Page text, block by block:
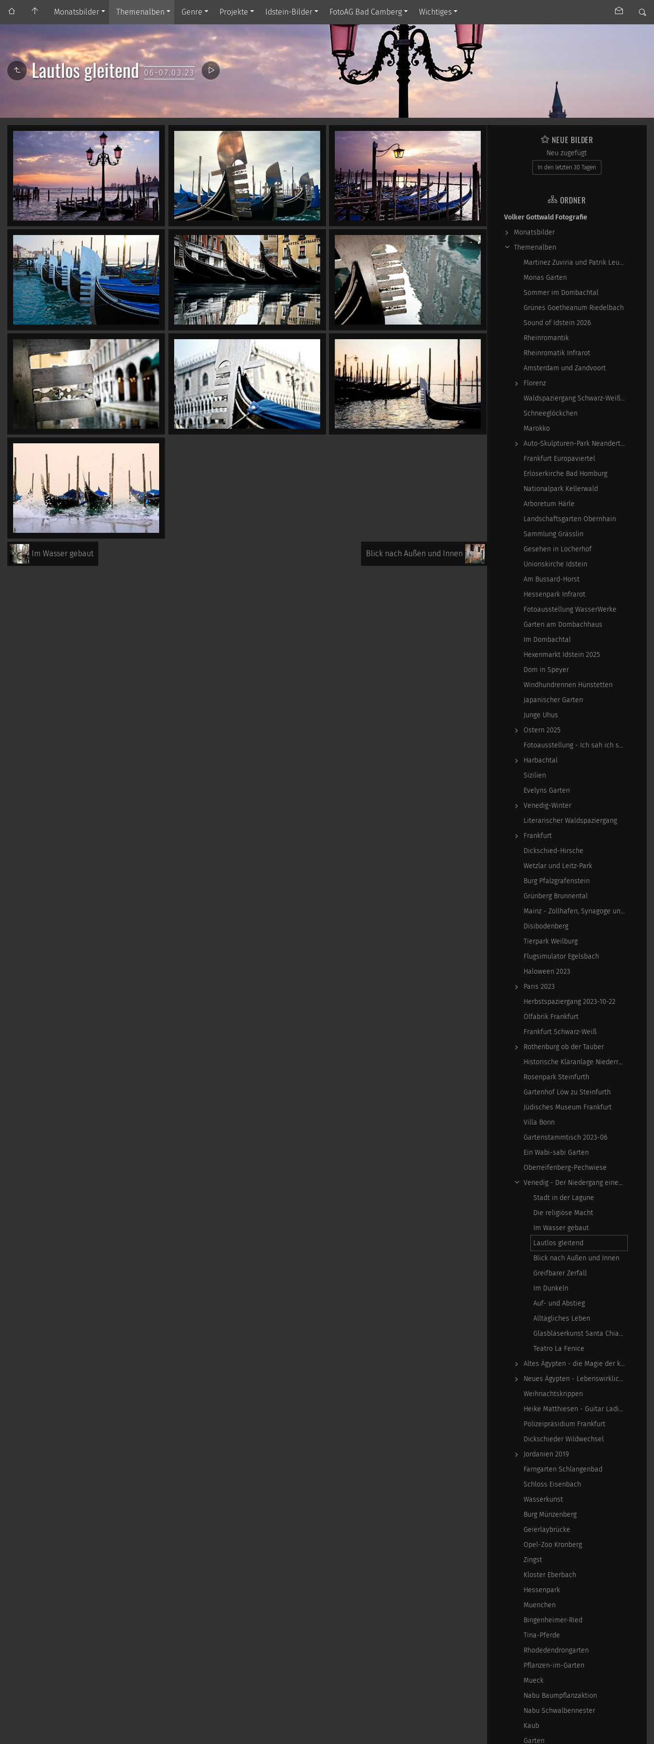
Monatsbilder Themenalben Genre Projekte Idstein-Bilder FotoAG Bad Camberg Wichtiges
Lautlos gleitend 06-07.03.23
Im Wasser gebaut Blick nach Außen und Innen
NEUE BILDER
Neu zugefügt
In den letzten 30 Tagen
ORDNER
Volker Gottwald Fotografie
Monatsbilder
Themenalben
Martinez Zuviria und Patrik Leuschner
Monas Garten
Sommer im Dombachtal
Grünes Goetheanum Riedelbach
Sound of Idstein 2026
Rheinromantik
Rheinromatik Infrarot
Amsterdam und Zandvoort
Florenz
Waldspaziergang Schwarz-Weiß-Infrarot
Schneeglöckchen
Marokko
Auto-Skulpturen-Park Neandertal
Frankfurt Europaviertel
Erlöserkirche Bad Homburg
Nationalpark Kellerwald
Arboretum Härle
Landschaftsgarten Obernhain
Sammlung Grässlin
Gesehen in Locherhof
Unionskirche Idstein
Am Bussard-Horst
Hessenpark Infrarot
Fotoausstellung WasserWerke
Garten am Dombachhaus
Im Dombachtal
Hexenmarkt Idstein 2025
Dom in Speyer
Windhundrennen Hünstetten
Japanischer Garten
Junge Uhus
Ostern 2025
Fotoausstellung - Ich sah ich sehe
Harbachtal
Sizilien
Evelyns Garten
Venedig-Winter
Literarischer Waldspaziergang
Frankfurt
Dickschied-Hirsche
Wetzlar und Leitz-Park
Burg Pfalzgrafenstein
Grünberg Brunnental
Mainz - Zollhafen, Synagoge und Sonstiges
Disibodenberg
Tierpark Weilburg
Flugsimulator Egelsbach
Haloween 2023
Paris 2023
Herbstspaziergang 2023-10-22
Ölfabrik Frankfurt
Frankfurt Schwarz-Weiß
Rothenburg ob der Tauber
Historische Kläranlage Niederrad
Rosenpark Steinfurth
Gartenhof Löw zu Steinfurth
Jüdisches Museum Frankfurt
Villa Bonn
Gartenstammtisch 2023-06
Ein Wabi-sabi Garten
Oberreifenberg-Pechwiese
Venedig - Der Niedergang einer epochalen Macht
Stadt in der Lagune
Die religiöse Macht
Im Wasser gebaut
Lautlos gleitend
Blick nach Außen und Innen
Greifbarer Zerfall
Im Dunkeln
Auf- und Abstieg
Alltägliches Leben
Glasbläserkunst Santa Chiara
Teatro La Fenice
Altes Ägypten - die Magie der kosmischen…
Neues Ägypten - Lebenswirklichkeit zwischen…
Weihnachtskrippen
Heike Matthiesen - Guitar Ladies
Polizeipräsidium Frankfurt
Dickschieder Wildwechsel
Jordanien 2019
Farngarten Schlangenbad
Schloss Eisenbach
Wasserkunst
Burg Münzenberg
Geierlaybrücke
Opel-Zoo Kronberg
Zingst
Kloster Eberbach
Hessenpark
Muenchen
Bingenheimer-Ried
Tina-Pferde
Rhodedendrongarten
Pflanzen-im-Garten
Mueck
Nabu Baumpflanzaktion
Nabu Schwalbennester
Kaub
Garten